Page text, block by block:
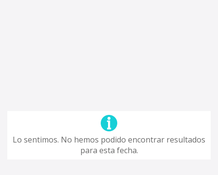
Lo sentimos. No hemos podido encontrar resultados
para esta fecha.